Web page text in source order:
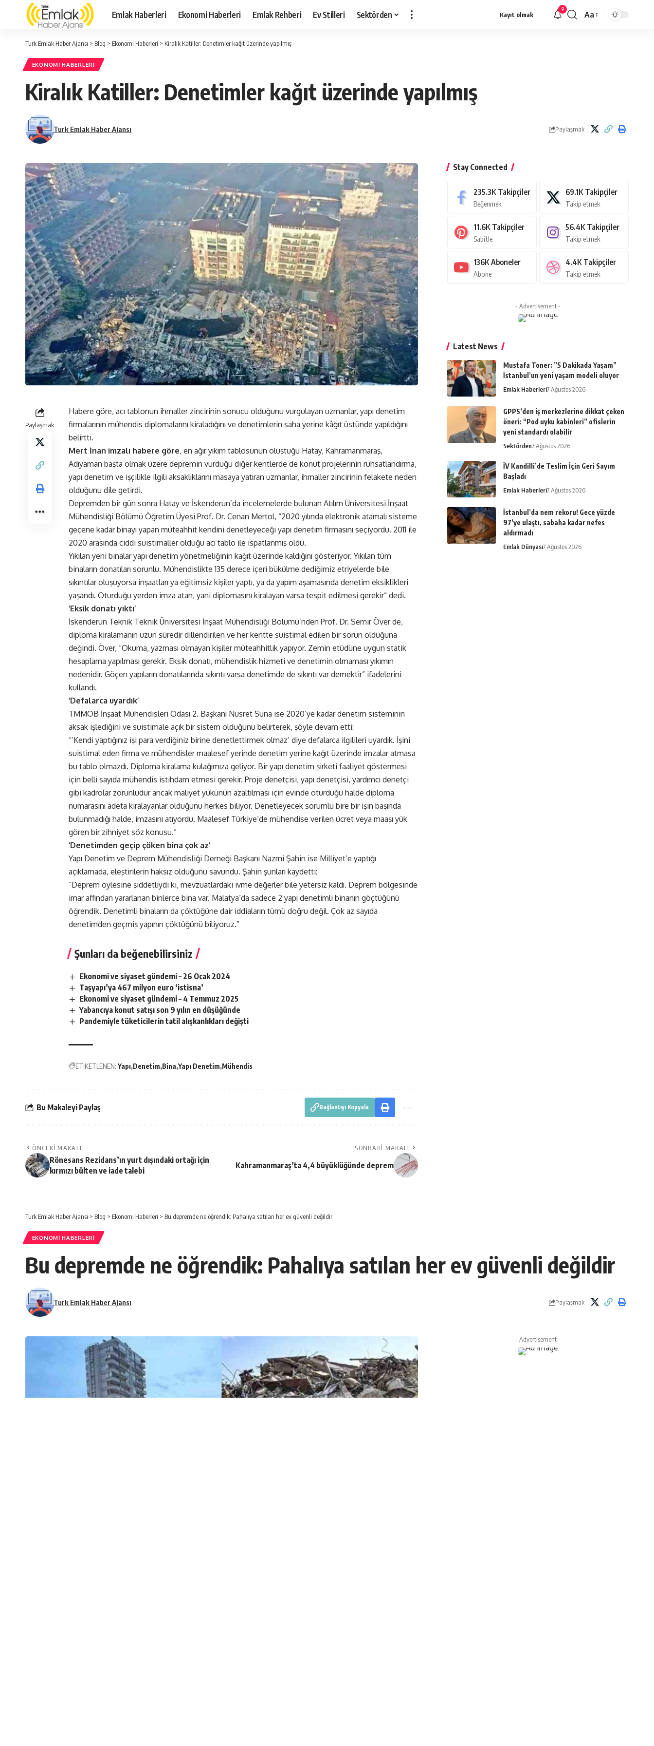
Emlak Haberleri Ekonomi Haberleri Emlak Rehberi Ev Stilleri Sektörden Kayıt olmak
9
Yazı
Aa
Turk Emlak Haber Ajansı > Blog > Ekonomi Haberleri > Kiralık Katiller: Denetimler kağıt üzerinde yapılmış
EKONOMI HABERLERI
Kiralık Katiller: Denetimler kağıt üzerinde yapılmış
Turk Emlak Haber Ajansı Paylaşmak
Paylaşmak
Habere göre, acı tablonun ihmaller zincirinin sonucu olduğunu vurgulayan uzmanlar, yapı denetim
firmalarının mühendis diplomalarını kiraladığını ve denetimlerin saha yerine kâğıt üstünde yapıldığını
belirtti.
Mert İnan imzalı habere göre, en ağır yıkım tablosunun oluştuğu Hatay, Kahramanmaraş,
Adıyaman başta olmak üzere depremin vurduğu diğer kentlerde de konut projelerinin ruhsatlandırma,
yapı denetim ve işçilikle ilgili aksaklıklarını masaya yatıran uzmanlar, ihmaller zincirinin felakete neden
olduğunu dile getirdi.
Depremden bir gün sonra Hatay ve İskenderun’da incelemelerde bulunan Atılım Üniversitesi İnşaat
Mühendisliği Bölümü Öğretim Üyesi Prof. Dr. Cenan Mertol, “2020 yılında elektronik atamalı sisteme
geçene kadar binayı yapan müteahhit kendini denetleyeceği yapı denetim firmasını seçiyordu. 2011 ile
2020 arasında ciddi suistimaller olduğu acı tablo ile ispatlanmış oldu.
Yıkılan yeni binalar yapı denetim yönetmeliğinin kağıt üzerinde kaldığını gösteriyor. Yıkılan tüm
binaların donatıları sorunlu. Mühendislikte 135 derece içeri bükülme dediğimiz etriyelerde bile
sıkıntılar oluşuyorsa inşaatları ya eğitimsiz kişiler yaptı, ya da yapım aşamasında denetim eksiklikleri
yaşandı. Oturduğu yerden imza atan, yani diplomasını kiralayan varsa tespit edilmesi gerekir” dedi.
‘Eksik donatı yıktı’
İskenderun Teknik Teknik Üniversitesi İnşaat Mühendisliği Bölümü’nden Prof. Dr. Semir Över de,
diploma kiralamanın uzun süredir dillendirilen ve her kentte suistimal edilen bir sorun olduğuna
değindi. Över, “Okuma, yazması olmayan kişiler müteahhitlik yapıyor. Zemin etüdüne uygun statik
hesaplama yapılması gerekir. Eksik donatı, mühendislik hizmeti ve denetimin olmaması yıkımın
nedenidir. Göçen yapıların donatılarında sıkıntı varsa denetimde de sıkıntı var demektir” ifadelerini
kullandı.
‘Defalarca uyardık’
TMMOB İnşaat Mühendisleri Odası 2. Başkanı Nusret Suna ise 2020’ye kadar denetim sisteminin
aksak işlediğini ve suistimale açık bir sistem olduğunu belirterek, şöyle devam etti:
“’Kendi yaptığınız işi para verdiğiniz birine denetlettirmek olmaz’ diye defalarca ilgilileri uyardık. İşini
suistimal eden firma ve mühendisler maalesef yerinde denetim yerine kağıt üzerinde imzalar atmasa
bu tablo olmazdı. Diploma kiralama kulağımıza geliyor. Bir yapı denetim şirketi faaliyet göstermesi
için belli sayıda mühendis istihdam etmesi gerekir. Proje denetçisi, yapı denetçisi, yardımcı denetçi
gibi kadrolar zorunludur ancak maliyet yükünün azaltılması için evinde oturduğu halde diploma
numarasını adeta kiralayanlar olduğunu herkes biliyor. Denetleyecek sorumlu bire bir işin başında
bulunmadığı halde, imzasını atıyordu. Maalesef Türkiye’de mühendise verilen ücret veya maaşı yük
gören bir zihniyet söz konusu.”
‘Denetimden geçip çöken bina çok az’
Yapı Denetim ve Deprem Mühendisliği Derneği Başkanı Nazmi Şahin ise Milliyet’e yaptığı
açıklamada, eleştirilerin haksız olduğunu savundu. Şahin şunları kaydetti:
“Deprem öylesine şiddetliydi ki, mevzuatlardaki ivme değerler bile yetersiz kaldı. Deprem bölgesinde
imar affından yararlanan binlerce bina var. Malatya’da sadece 2 yapı denetimli binanın göçtüğünü
öğrendik. Denetimli binaların da çöktüğüne dair iddiaların tümü doğru değil. Çok az sayıda
denetimden geçmiş yapının çöktüğünü biliyoruz.”
Şunları da beğenebilirsiniz
Ekonomi ve siyaset gündemi – 26 Ocak 2024
Taşyapı’ya 467 milyon euro ‘istisna’
Ekonomi ve siyaset gündemi – 4 Temmuz 2025
Yabancıya konut satışı son 9 yılın en düşüğünde
Pandemiyle tüketicilerin tatil alışkanlıkları değişti
ETİKETLENEN: Yapı Denetim Bina Yapı Denetim Mühendis
Bu Makaleyi Paylaş Bağlantıyı Kopyala
ÖNCEKI MAKALE
Rönesans Rezidans’ın yurt dışındaki ortağı için
kırmızı bülten ve iade talebi
SONRAKI MAKALE
Kahramanmaraş’ta 4,4 büyüklüğünde deprem
Stay Connected
235.3K Takipçiler
Beğenmek
69.1K Takipçiler
Takip etmek
11.6K Takipçiler
Sabitle
56.4K Takipçiler
Takip etmek
136K Aboneler
Abone
4.4K Takipçiler
Takip etmek
- Advertisement -
Latest News
Mustafa Toner: ”5 Dakikada Yaşam”
İstanbul’un yeni yaşam modeli oluyor
Emlak Haberleri7 Ağustos 2026
GPPS’den iş merkezlerine dikkat çeken
öneri: “Pod uyku kabinleri” ofislerin
yeni standardı olabilir
Sektörden7 Ağustos 2026
İV Kandilli’de Teslim İçin Geri Sayım
Başladı
Emlak Haberleri7 Ağustos 2026
İstanbul’da nem rekoru! Gece yüzde
97’ye ulaştı, sabaha kadar nefes
aldırmadı
Emlak Dünyası7 Ağustos 2026
Turk Emlak Haber Ajansı > Blog > Ekonomi Haberleri > Bu depremde ne öğrendik: Pahalıya satılan her ev güvenli değildir
EKONOMI HABERLERI
Bu depremde ne öğrendik: Pahalıya satılan her ev güvenli değildir
Turk Emlak Haber Ajansı Paylaşmak
- Advertisement -